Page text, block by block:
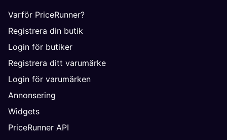
Varför PriceRunner?
Registrera din butik
Login för butiker
Registrera ditt varumärke
Login för varumärken
Annonsering
Widgets
PriceRunner API